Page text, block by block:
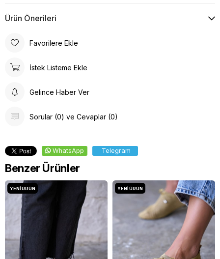
Ürün Önerileri
Favorilere Ekle
İstek Listeme Ekle
Gelince Haber Ver
Sorular (0) ve Cevaplar (0)
WhatsApp Telegram
Benzer Ürünler
YENI ÜRÜN YENI ÜRÜN